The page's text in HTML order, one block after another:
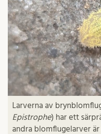
Larverna av
Epistrophe) har ett
andra blomflugelarver